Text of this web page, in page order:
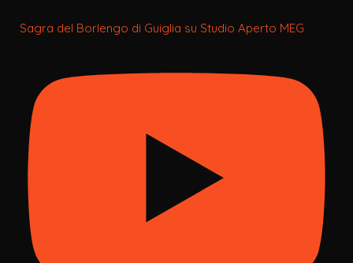
Sagra del Borlengo di Guiglia su Studio Aperto MEG